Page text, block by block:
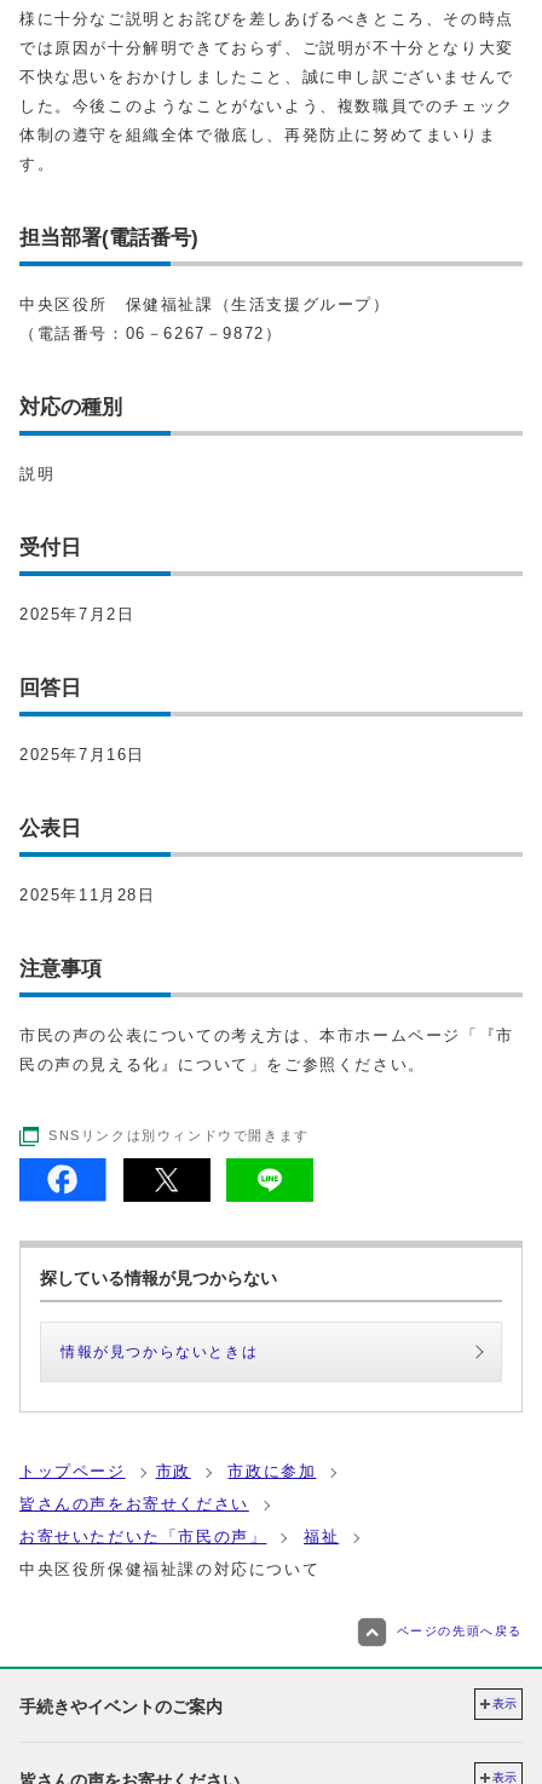
様に十分なご説明とお詫びを差しあげるべきところ、その時点
では原因が十分解明できておらず、ご説明が不十分となり大変
不快な思いをおかけしましたこと、誠に申し訳ございませんで
した。今後このようなことがないよう、複数職員でのチェック
体制の遵守を組織全体で徹底し、再発防止に努めてまいりま
す。
担当部署(電話番号)
中央区役所 保健福祉課（生活支援グループ）
（電話番号：06－6267－9872）
対応の種別
説明
受付日
2025年7月2日
回答日
2025年7月16日
公表日
2025年11月28日
注意事項
市民の声の公表についての考え方は、本市ホームページ「『市
民の声の見える化』について」をご参照ください。
SNSリンクは別ウィンドウで開きます
探している情報が見つからない
情報が見つからないときは
トップページ 市政
市政に参加
皆さんの声をお寄せください
お寄せいただいた「市民の声」
福祉
中央区役所保健福祉課の対応について
ページの先頭へ戻る
手続きやイベントのご案内 表示
表示